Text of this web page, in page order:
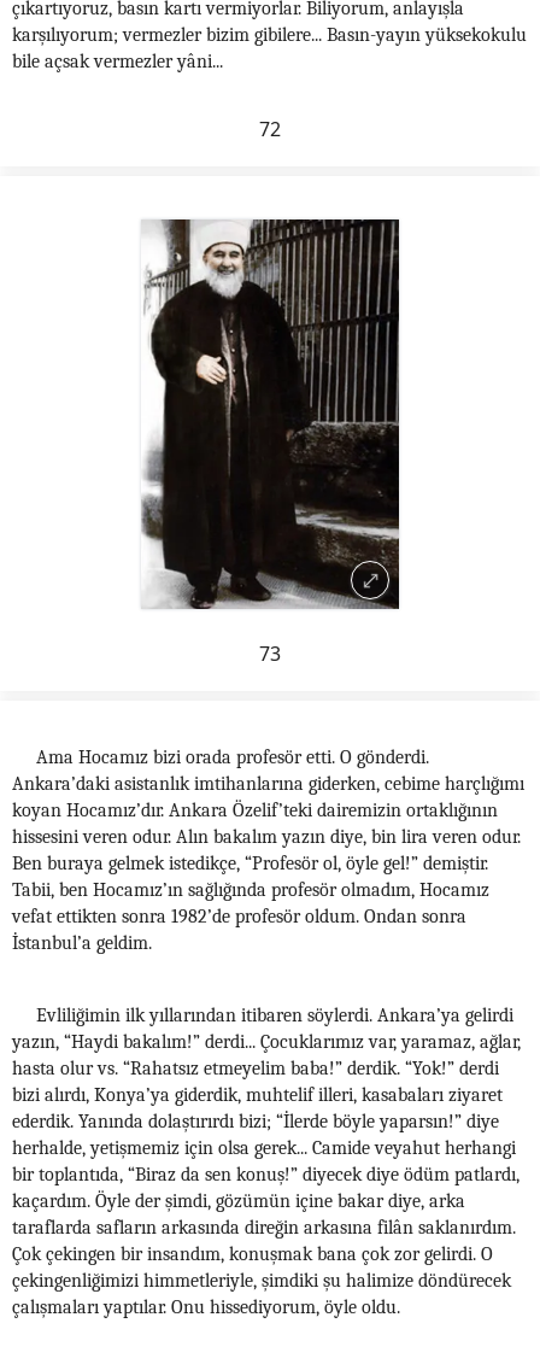
çıkartıyoruz, basın kartı vermiyorlar. Biliyorum, anlayışla
karşılıyorum; vermezler bizim gibilere... Basın-yayın yüksekokulu
bile açsak vermezler yâni...
72
73
Ama Hocamız bizi orada profesör etti. O gönderdi.
Ankara’daki asistanlık imtihanlarına giderken, cebime harçlığımı
koyan Hocamız’dır. Ankara Özelif’teki dairemizin ortaklığının
hissesini veren odur. Alın bakalım yazın diye, bin lira veren odur.
Ben buraya gelmek istedikçe, “Profesör ol, öyle gel!” demiştir.
Tabii, ben Hocamız’ın sağlığında profesör olmadım, Hocamız
vefat ettikten sonra 1982’de profesör oldum. Ondan sonra
İstanbul’a geldim.
Evliliğimin ilk yıllarından itibaren söylerdi. Ankara’ya gelirdi
yazın, “Haydi bakalım!” derdi... Çocuklarımız var, yaramaz, ağlar,
hasta olur vs. “Rahatsız etmeyelim baba!” derdik. “Yok!” derdi
bizi alırdı, Konya’ya giderdik, muhtelif illeri, kasabaları ziyaret
ederdik. Yanında dolaştırırdı bizi; “İlerde böyle yaparsın!” diye
herhalde, yetişmemiz için olsa gerek... Camide veyahut herhangi
bir toplantıda, “Biraz da sen konuş!” diyecek diye ödüm patlardı,
kaçardım. Öyle der şimdi, gözümün içine bakar diye, arka
taraflarda safların arkasında direğin arkasına filân saklanırdım.
Çok çekingen bir insandım, konuşmak bana çok zor gelirdi. O
çekingenliğimizi himmetleriyle, şimdiki şu halimize döndürecek
çalışmaları yaptılar. Onu hissediyorum, öyle oldu.